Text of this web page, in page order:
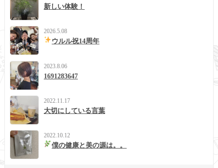
新しい体験！
2026.5.08
ウルル祝14周年
2023.8.06
1691283647
2022.11.17
大切にしている言葉
2022.10.12
僕の健康と美の源は。。